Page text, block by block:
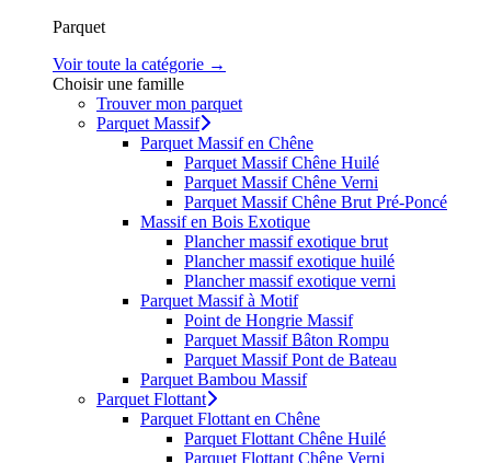
Parquet
Voir toute la catégorie →
Choisir une famille
Trouver mon parquet
Parquet Massif
Parquet Massif en Chêne
Parquet Massif Chêne Huilé
Parquet Massif Chêne Verni
Parquet Massif Chêne Brut Pré-Poncé
Massif en Bois Exotique
Plancher massif exotique brut
Plancher massif exotique huilé
Plancher massif exotique verni
Parquet Massif à Motif
Point de Hongrie Massif
Parquet Massif Bâton Rompu
Parquet Massif Pont de Bateau
Parquet Bambou Massif
Parquet Flottant
Parquet Flottant en Chêne
Parquet Flottant Chêne Huilé
Parquet Flottant Chêne Verni